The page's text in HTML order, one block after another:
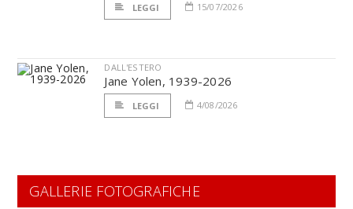
LEGGI 15/07/2026
DALL'ESTERO
Jane Yolen, 1939-2026
LEGGI 4/08/2026
GALLERIE FOTOGRAFICHE